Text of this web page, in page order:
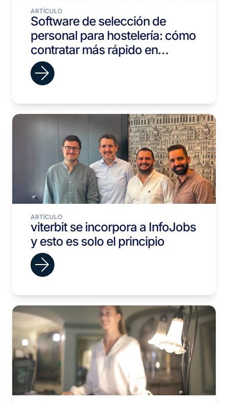
ARTÍCULO
Software de selección de
personal para hostelería: cómo
contratar más rápido en
cadenas de restaurantes
ARTÍCULO
viterbit se incorpora a InfoJobs
y esto es solo el principio